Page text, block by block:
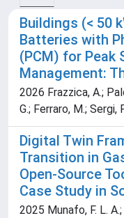
Buildings (< 50
Batteries with
(PCM) for Peak
Management:
2026 Frazzica, A.;
G.; Ferraro, M.; Sergi,
Digital Twin
Transition in
Open-Source
Case Study in
2025 Munafo, F. L.